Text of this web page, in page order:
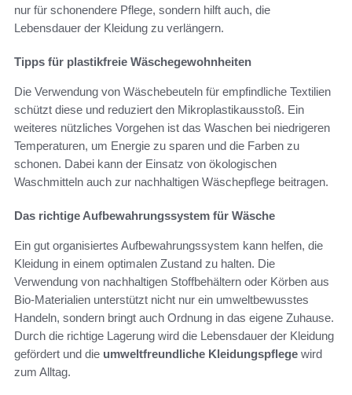
nur für schonendere Pflege, sondern hilft auch, die
Lebensdauer der Kleidung zu verlängern.
Tipps für plastikfreie Wäschegewohnheiten
Die Verwendung von Wäschebeuteln für empfindliche Textilien
schützt diese und reduziert den Mikroplastikausstoß. Ein
weiteres nützliches Vorgehen ist das Waschen bei niedrigeren
Temperaturen, um Energie zu sparen und die Farben zu
schonen. Dabei kann der Einsatz von ökologischen
Waschmitteln auch zur nachhaltigen Wäschepflege beitragen.
Das richtige Aufbewahrungssystem für Wäsche
Ein gut organisiertes Aufbewahrungssystem kann helfen, die
Kleidung in einem optimalen Zustand zu halten. Die
Verwendung von nachhaltigen Stoffbehältern oder Körben aus
Bio-Materialien unterstützt nicht nur ein umweltbewusstes
Handeln, sondern bringt auch Ordnung in das eigene Zuhause.
Durch die richtige Lagerung wird die Lebensdauer der Kleidung
gefördert und die umweltfreundliche Kleidungspflege wird
zum Alltag.